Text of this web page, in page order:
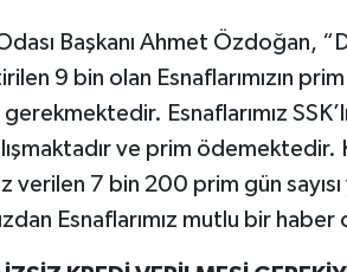
Başkanı Ahmet Özdoğan,
9 bin olan Esnaflarımızın
Esnaflarımız
ve prim ödemektedir.
verilen 7 bin 200 prim gün sayısı
Esnaflarımız mutlu bir